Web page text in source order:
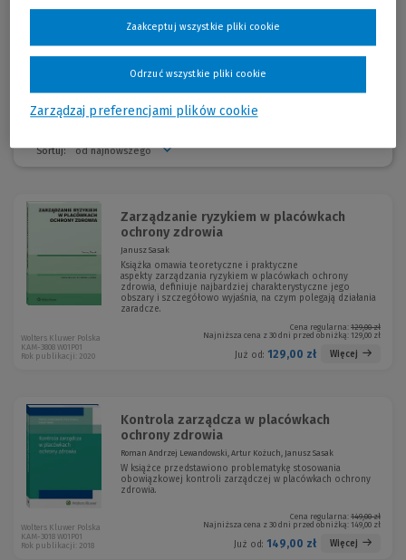
ekspertyz z zakresu zarządzania, w tym zarządzania publicznego,
zdrowia.
Sortuj:
Zarządzanie ryzykiem w placówkach
ochrony zdrowia
Janusz Sasak
Książka omawia teoretyczne i praktyczne
aspekty zarządzania ryzykiem w placówkach ochrony
zdrowia, definiuje najbardziej charakterystyczne jego
obszary i szczegółowo wyjaśnia, na czym polegają działania
zaradcze.
Cena regularna: 129,00 zł
Najniższa cena z 30 dni przed obniżką: 129,00 zł
Już od: 129,00 zł Więcej
Wolters Kluwer Polska
KAM-3808 W01P01
Rok publikacji: 2020
Kontrola zarządcza w placówkach
ochrony zdrowia
Roman Andrzej Lewandowski, Artur Kożuch, Janusz Sasak
W książce przedstawiono problematykę stosowania
obowiązkowej kontroli zarządczej w placówkach ochrony
zdrowia.
Cena regularna: 149,00 zł
Najniższa cena z 30 dni przed obniżką: 149,00 zł
Już od: 149,00 zł Więcej
Wolters Kluwer Polska
KAM-3018 W01P01
Rok publikacji: 2018
Zarządzaj preferencjami plików cookie
Odrzuć wszystkie pliki cookie
Zaakceptuj wszystkie pliki cookie